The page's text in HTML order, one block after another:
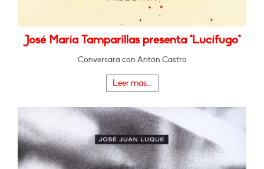
José María Tamparillas presenta "Lucífugo"
Conversará con Antón Castro
Leer más...